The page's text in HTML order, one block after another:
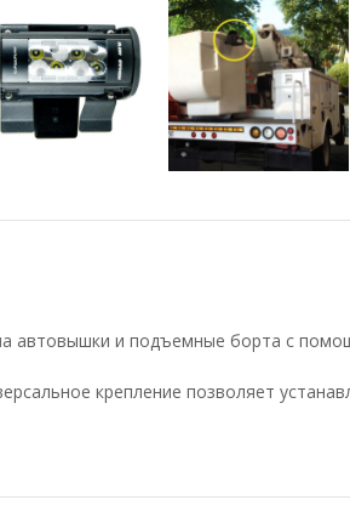
автовышки и подъемные борта с
крепление позволяет